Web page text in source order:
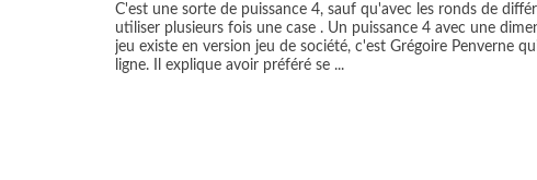
C'est une sorte de puissance 4, sauf qu'avec les ronds de
utiliser plusieurs fois une case . Un puissance 4 avec une
jeu existe en version jeu de société, c'est Grégoire Penverne
ligne. Il explique avoir préféré se ...